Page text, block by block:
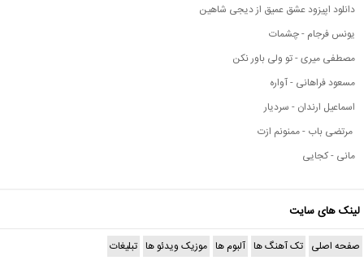
دانلود اپیزود عشق عمیق از دیجی شاهین
یونس فرجام - چشمات
مصطفی میری - تو ولی باور نکن
مسعود فراهانی - آواره
اسماعیل ارندان - سردیار
مرتضی باب - ممنونم ازت
مانی - کجایی
لینک های سایت
صفحه اصلی تک آهنگ ها آلبوم ها موزیک ویدئو ها تبلیغات